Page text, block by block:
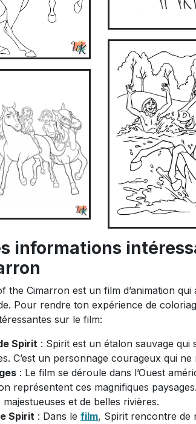
informations
the Cimarron est un film d’animation
Pour rendre ton expérience de
sur le film:
Spirit : Spirit est un étalon sauvage
C’est un personnage courageux qui
: Le film se déroule dans l’Ouest
représentent ces magnifiques
majestueuses et de belles rivières.
Spirit : Dans le film, Spirit rencontre de